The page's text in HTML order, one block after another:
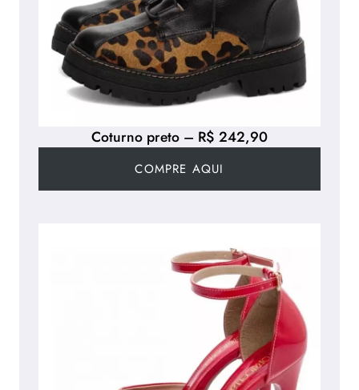
Coturno preto – R$ 242,90
COMPRE AQUI